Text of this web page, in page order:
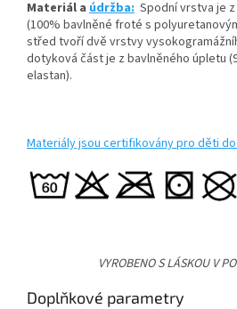
Materiál a údržba: Spodní vrstva je
(100% bavlněné froté s
střed tvoří dvě vrstvy
dotyková část je z bavlněného úpletu
elastan).
Materiály jsou certifikovány pro děti
VYROBENO S LÁSKOU V
Doplňkové parametry